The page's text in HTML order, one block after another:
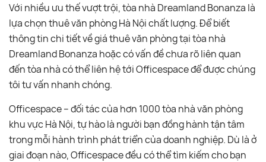
Với nhiều ưu thế vượt trội, tòa nhà Dreamland Bonanza là
lựa chọn thuê văn phòng Hà Nội chất lượng. Để biết
thông tin chi tiết về giá thuê văn phòng tại tòa nhà
Dreamland Bonanza hoặc có vấn đề chưa rõ liên quan
đến tòa nhà có thể liên hệ tới Officespace để được chúng
tôi tư vấn nhanh chóng.
Officespace – đối tác của hơn 1000 tòa nhà văn phòng
khu vực Hà Nội, tự hào là người bạn đồng hành tận tâm
trong mỗi hành trình phát triển của doanh nghiệp. Dù là ở
giai đoạn nào, Officespace đều có thể tìm kiếm cho bạn